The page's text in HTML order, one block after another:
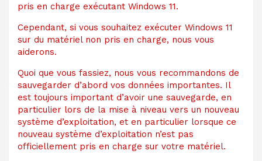
pris en charge exécutant Windows 11.
Cependant, si vous souhaitez exécuter Windows 11
sur du matériel non pris en charge, nous vous
aiderons.
Quoi que vous fassiez, nous vous recommandons de
sauvegarder d’abord vos données importantes. Il
est toujours important d’avoir une sauvegarde, en
particulier lors de la mise à niveau vers un nouveau
système d’exploitation, et en particulier lorsque ce
nouveau système d’exploitation n’est pas
officiellement pris en charge sur votre matériel.